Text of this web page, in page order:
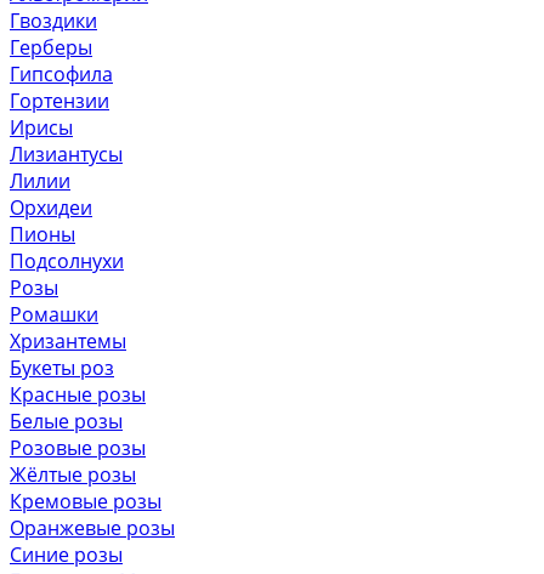
Гвоздики
Герберы
Гипсофила
Гортензии
Ирисы
Лизиантусы
Лилии
Орхидеи
Пионы
Подсолнухи
Розы
Ромашки
Хризантемы
Букеты роз
Красные розы
Белые розы
Розовые розы
Жёлтые розы
Кремовые розы
Оранжевые розы
Синие розы